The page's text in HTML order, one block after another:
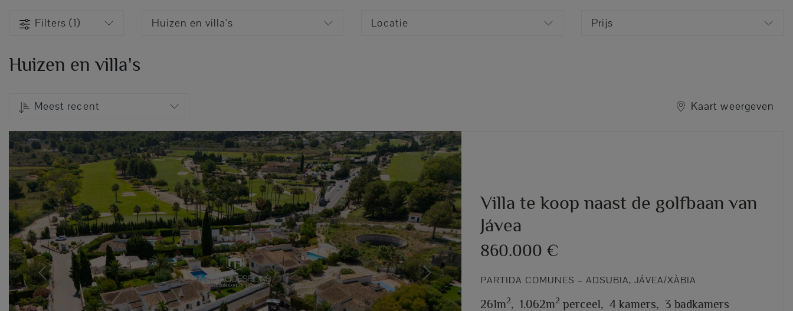
Filters (1) Huizen en villa's Locatie Prijs
Huizen en villa's
Meest recent Kaart weergeven
Previous Next
Villa te koop naast de golfbaan van
Jávea
860.000 €
PARTIDA COMUNES – ADSUBIA, JÁVEA/XÀBIA
261m2, 1.062m2 perceel, 4 kamers, 3 badkamers